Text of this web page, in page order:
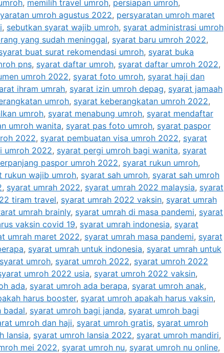
, memilih travel umroh, persiapan umroh,
umroh agustus 2022, persyaratan umroh maret
, sebutkan syarat wajib umroh, syarat administrasi umroh
yang sudah meninggal, syarat baru umroh 2022,
buat surat rekomendasi umroh, syarat buka
pns, syarat daftar umroh, syarat daftar umroh 2022,
umroh 2022, syarat foto umroh, syarat haji dan
ihram umrah, syarat izin umroh depag, syarat jamaah
umroh, syarat keberangkatan umroh 2022,
umroh, syarat menabung umroh, syarat mendaftar
umroh wanita, syarat pas foto umroh, syarat paspor
2022, syarat pembuatan visa umroh 2022, syarat
umroh 2022, syarat pergi umroh bagi wanita, syarat
paspor umroh 2022, syarat rukun umroh,
rukun wajib umroh, syarat sah umroh, syarat sah umroh
, syarat umrah 2022, syarat umrah 2022 malaysia, syarat
tiram travel, syarat umrah 2022 vaksin, syarat umrah
umrah brainly, syarat umrah di masa pandemi, syarat
vaksin covid 19, syarat umrah indonesia, syarat
umrah maret 2022, syarat umrah masa pandemi, syarat
, syarat umrah untuk indonesia, syarat umrah untuk
syarat umroh, syarat umroh 2022, syarat umroh 2022
umroh 2022 usia, syarat umroh 2022 vaksin,
ada, syarat umroh ada berapa, syarat umroh anak,
harus booster, syarat umroh apakah harus vaksin,
badal, syarat umroh bagi janda, syarat umroh bagi
umroh dan haji, syarat umroh gratis, syarat umroh
lansia, syarat umroh lansia 2022, syarat umroh mandiri,
mei 2022, syarat umroh nu, syarat umroh nu online,